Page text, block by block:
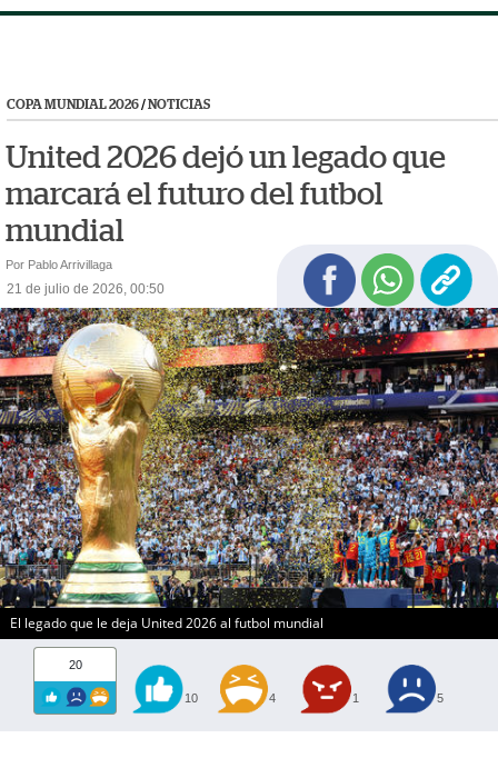
COPA MUNDIAL 2026/NOTICIAS
United 2026 dejó un legado que
marcará el futuro del futbol
mundial
Por Pablo Arrivillaga
21 de julio de 2026, 00:50
El legado que le deja United 2026 al futbol mundial
20
10 4 1 5